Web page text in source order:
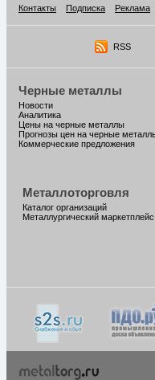
Контакты
Подписка Реклама
RSS
Черные металлы
Новости
Аналитика
Цены на черные металлы
Прогнозы цен на черные
Коммерческие предложения
Металлоторговля
Каталог организаций
Металлургический маркетплейс